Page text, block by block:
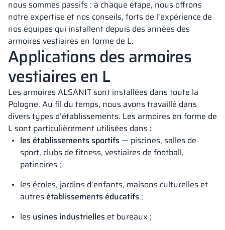
nous sommes passifs : à chaque étape, nous offrons
notre expertise et nos conseils, forts de l’expérience de
nos équipes qui installent depuis des années des
armoires vestiaires en forme de L.
Applications des armoires
vestiaires en L
Les armoires ALSANIT sont installées dans toute la
Pologne. Au fil du temps, nous avons travaillé dans
divers types d’établissements. Les armoires en forme de
L sont particulièrement utilisées dans :
les établissements sportifs — piscines, salles de
sport, clubs de fitness, vestiaires de football,
patinoires ;
les écoles, jardins d’enfants, maisons culturelles et
autres établissements éducatifs;
les usines industrielles et bureaux ;